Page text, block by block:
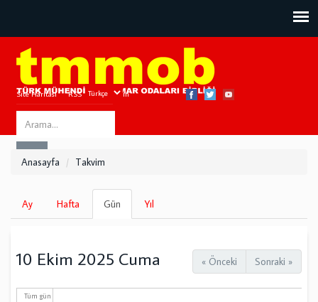
Site Haritası RSS Bize Ulaşın
Search
this
Anasayfa Takvim
Birincil
sekmeler
Ay Hafta Gün
sekme)
Yıl
« Önceki Sonraki »
10 Ekim 2025 Cuma
Tüm gün